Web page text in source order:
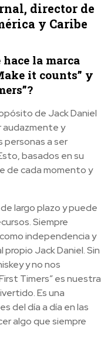
director de
y Caribe
la marca
it counts” y
de Jack Daniel
audazmente y
personas a ser
basados en su
de cada momento y
largo plazo y puede
Siempre
independencia y
Jack Daniel. Sin
y no nos
Timers” es nuestra
Es una
del día a día en las
algo que siempre